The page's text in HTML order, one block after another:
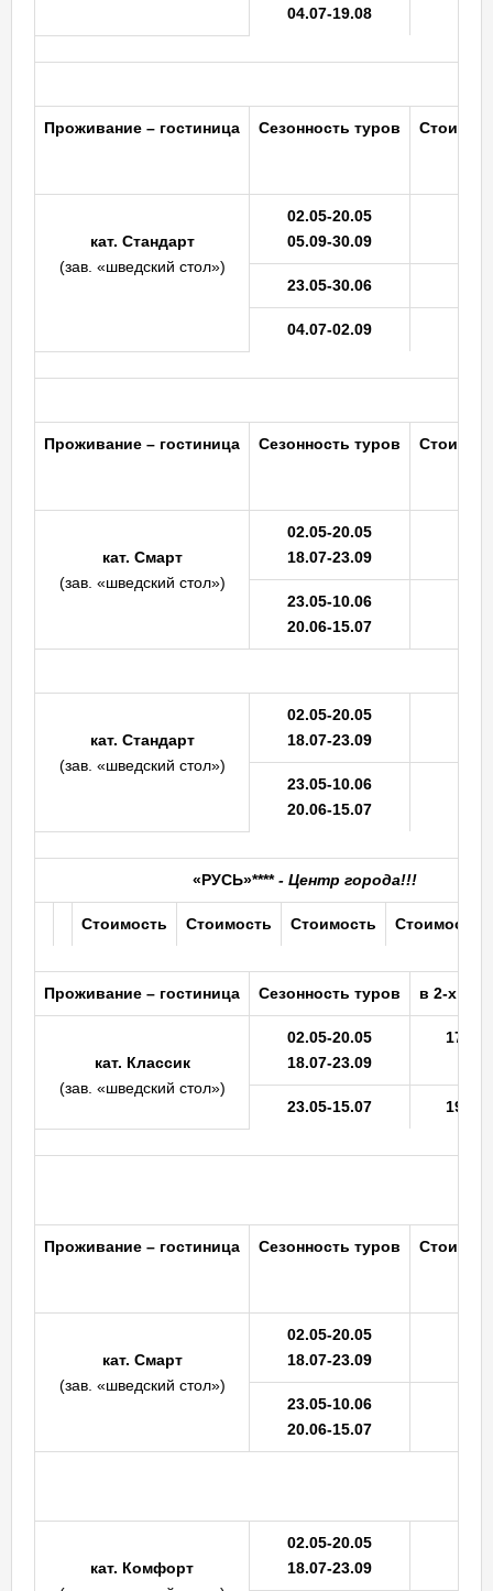
04.07-19.08
Проживание – гостиница Сезонность туров
кат. Стандарт
(зав. «шведский стол»)
02.05-20.05
05.09-30.09
23.05-30.06
04.07-02.09
Проживание – гостиница Сезонность туров
кат. Смарт
(зав. «шведский стол»)
02.05-20.05
18.07-23.09
23.05-10.06
20.06-15.07
кат. Стандарт
(зав. «шведский стол»)
02.05-20.05
18.07-23.09
23.05-10.06
20.06-15.07
«РУСЬ»****- Центр города!!!
Стоимость Стоимость Стоимость Стоимость
Проживание – гостиница Сезонность туров в 2-х м.
кат. Классик
(зав. «шведский стол»)
02.05-20.05
18.07-23.09
17470
23.05-15.07 19980
Проживание – гостиница Сезонность туров
кат. Смарт
(зав. «шведский стол»)
02.05-20.05
18.07-23.09
23.05-10.06
20.06-15.07
кат. Комфорт
02.05-20.05
18.07-23.09